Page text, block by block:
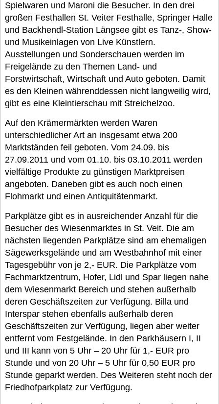
Spielwaren und Maroni die Besucher. In den drei
großen Festhallen St. Veiter Festhalle, Springer Halle
und Backhendl-Station Längsee gibt es Tanz-, Show-
und Musikeinlagen von Live Künstlern.
Ausstellungen und Sonderschauen werden im
Freigelände zu den Themen Land- und
Forstwirtschaft, Wirtschaft und Auto geboten. Damit
es den Kleinen währenddessen nicht langweilig wird,
gibt es eine Kleintierschau mit Streichelzoo.
Auf den Krämermärkten werden Waren
unterschiedlicher Art an insgesamt etwa 200
Marktständen feil geboten. Vom 24.09. bis
27.09.2011 und vom 01.10. bis 03.10.2011 werden
vielfältige Produkte zu günstigen Marktpreisen
angeboten. Daneben gibt es auch noch einen
Flohmarkt und einen Antiquitätenmarkt.
Parkplätze gibt es in ausreichender Anzahl für die
Besucher des Wiesenmarktes in St. Veit. Die am
nächsten liegenden Parkplätze sind am ehemaligen
Sägewerksgelände und am Westbahnhof mit einer
Tagesgebühr von je 2,- EUR. Die Parkplätze vom
Fachmarktzentrum, Hofer, Lidl und Spar liegen nahe
dem Wiesenmarkt Bereich und stehen außerhalb
deren Geschäftszeiten zur Verfügung. Billa und
Interspar stehen ebenfalls außerhalb deren
Geschäftszeiten zur Verfügung, liegen aber weiter
entfernt vom Festgelände. In den Parkhäusern I, II
und III kann von 5 Uhr – 20 Uhr für 1,- EUR pro
Stunde und von 20 Uhr – 5 Uhr für 0,50 EUR pro
Stunde geparkt werden. Des Weiteren steht noch der
Friedhofparkplatz zur Verfügung.